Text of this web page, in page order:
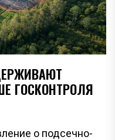
ГОСКОНТРОЛЯ
о подсечно-